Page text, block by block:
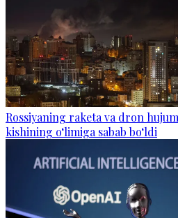
Rossiyaning raketa va dron
kishining o‘limiga sabab bo‘ldi